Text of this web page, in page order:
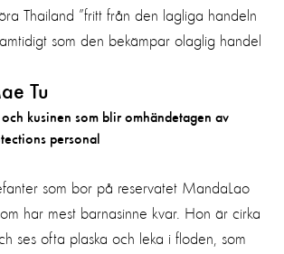
Thailand ”fritt från den lagliga handeln
som den bekämpar olaglig handel
Tu
som bor på reservatet MandaLao
har mest barnasinne kvar. Hon är cirka
ses ofta plaska och leka i floden, som